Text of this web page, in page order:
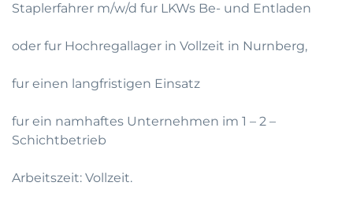
Staplerfahrer m/w/d fur LKWs Be- und Entladen
oder fur Hochregallager in Vollzeit in Nurnberg,
fur einen langfristigen Einsatz
fur ein namhaftes Unternehmen im 1 – 2 –
Schichtbetrieb
Arbeitszeit: Vollzeit.